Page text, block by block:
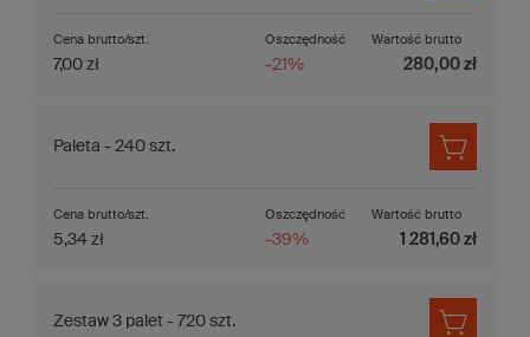
Oszczędność
-21%
Cena brutto/szt.
7,00 zł
Wartość brutto
280,00 zł
Paleta - 240 szt.
Oszczędność
-39%
Cena brutto/szt.
5,34 zł
Wartość brutto
1 281,60 zł
Zestaw 3 palet - 720 szt.